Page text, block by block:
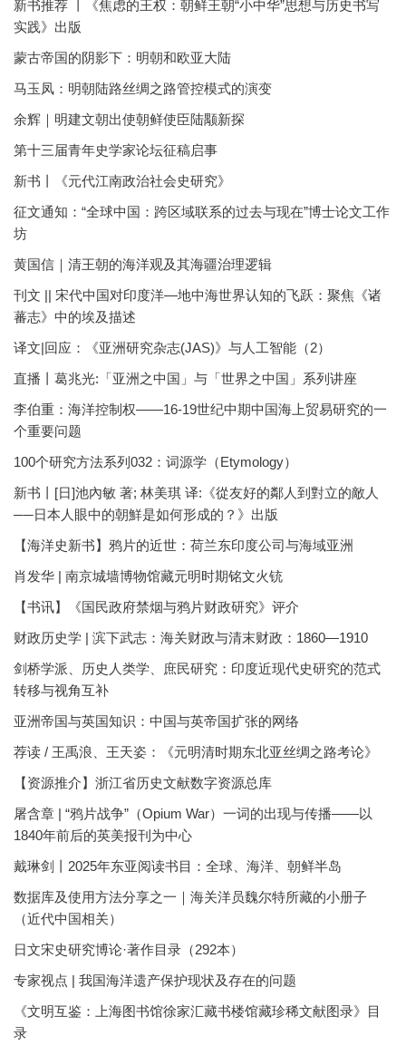
新书推荐 丨《焦虑的王权：朝鲜王朝“小中华”思想与历史书写
实践》出版
蒙古帝国的阴影下：明朝和欧亚大陆
马玉凤：明朝陆路丝绸之路管控模式的演变
余辉｜明建文朝出使朝鲜使臣陆颙新探
第十三届青年史学家论坛征稿启事
新书丨《元代江南政治社会史研究》
征文通知：“全球中国：跨区域联系的过去与现在”博士论文工作
坊
黄国信｜清王朝的海洋观及其海疆治理逻辑
刊文 || 宋代中国对印度洋—地中海世界认知的飞跃：聚焦《诸
蕃志》中的埃及描述
译文|回应：《亚洲研究杂志(JAS)》与人工智能（2）
直播丨葛兆光:「亚洲之中国」与「世界之中国」系列讲座
李伯重：海洋控制权——16-19世纪中期中国海上贸易研究的一
个重要问题
100个研究方法系列032：词源学（Etymology）
新书丨[日]池內敏 著; 林美琪 译:《從友好的鄰人到對立的敵人
──日本人眼中的朝鮮是如何形成的？》出版
【海洋史新书】鸦片的近世：荷兰东印度公司与海域亚洲
肖发华 | 南京城墙博物馆藏元明时期铭文火铳
【书讯】《国民政府禁烟与鸦片财政研究》评介
财政历史学 | 滨下武志：海关财政与清末财政：1860—1910
剑桥学派、历史人类学、庶民研究：印度近现代史研究的范式
转移与视角互补
亚洲帝国与英国知识：中国与英帝国扩张的网络
荐读 / 王禹浪、王天姿：《元明清时期东北亚丝绸之路考论》
【资源推介】浙江省历史文献数字资源总库
屠含章 | “鸦片战争”（Opium War）一词的出现与传播——以
1840年前后的英美报刊为中心
戴琳剑丨2025年东亚阅读书目：全球、海洋、朝鲜半岛
数据库及使用方法分享之一｜海关洋员魏尔特所藏的小册子
（近代中国相关）
日文宋史研究博论·著作目录（292本）
专家视点 | 我国海洋遗产保护现状及存在的问题
《文明互鉴：上海图书馆徐家汇藏书楼馆藏珍稀文献图录》目
录